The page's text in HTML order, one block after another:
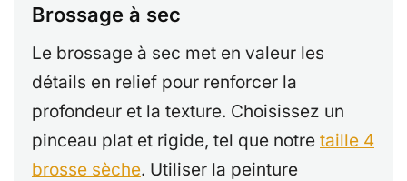
Brossage à sec
Le brossage à sec met en valeur les
détails en relief pour renforcer la
profondeur et la texture. Choisissez un
pinceau plat et rigide, tel que notre taille 4
brosse sèche. Utiliser la peinture